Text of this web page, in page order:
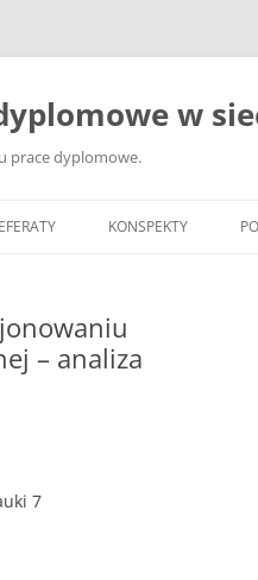
w
prace dyplomowe.
KONSPEKTY
– analiza
7